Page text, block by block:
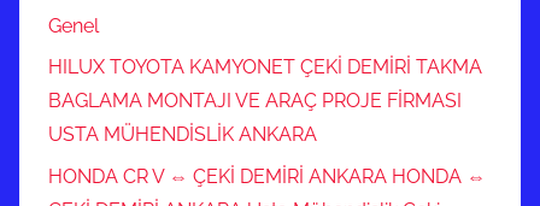
Genel
HILUX TOYOTA KAMYONET ÇEKİ DEMİRİ TAKMA
BAGLAMA MONTAJI VE ARAÇ PROJE FİRMASI
USTA MÜHENDİSLİK ANKARA
HONDA CR V ⇔ ÇEKİ DEMİRİ ANKARA HONDA ⇔